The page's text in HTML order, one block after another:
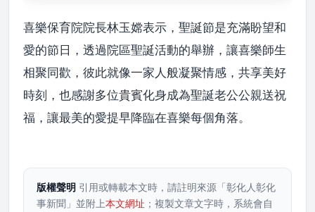
喜樂保育院院長林玉嫦表示，聖誕節是充滿盼望和
愛的節日，透過院區聖誕活動的舉辦，讓喜樂師生
相聚同歡，彼此就像一家人般凝聚情感，共享美好
時刻，也感謝多位貴賓化身成為聖誕老公公親送祝
福，讓最美的愛提早降臨在喜樂每個角落。
版權聲明 引用或轉載本文時，請註明來源「彰化人彰化
事新聞」並附上本文網址 ；複製文章文字時，系統會自